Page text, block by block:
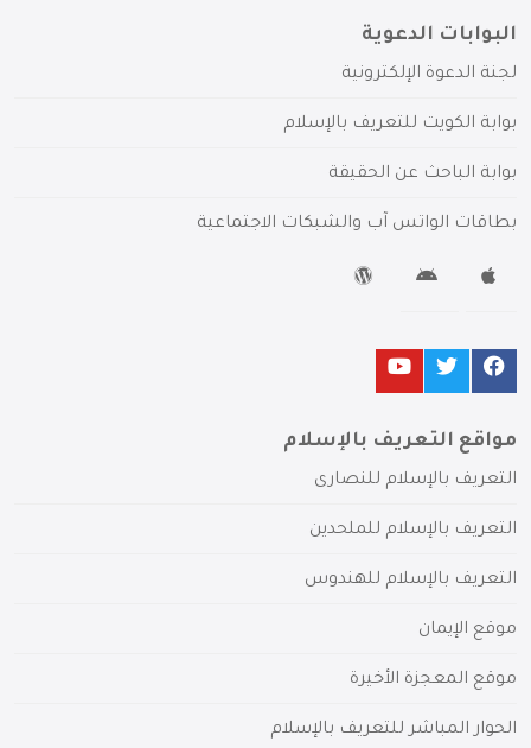
البوابات الدعوية
لجنة الدعوة الإلكترونية
بوابة الكويت للتعريف بالإسلام
بوابة الباحث عن الحقيقة
بطاقات الواتس آب والشبكات الاجتماعية
مواقع التعريف بالإسلام
التعريف بالإسلام للنصارى
التعريف بالإسلام للملحدين
التعريف بالإسلام للهندوس
موقع الإيمان
موقع المعجزة الأخيرة
الحوار المباشر للتعريف بالإسلام